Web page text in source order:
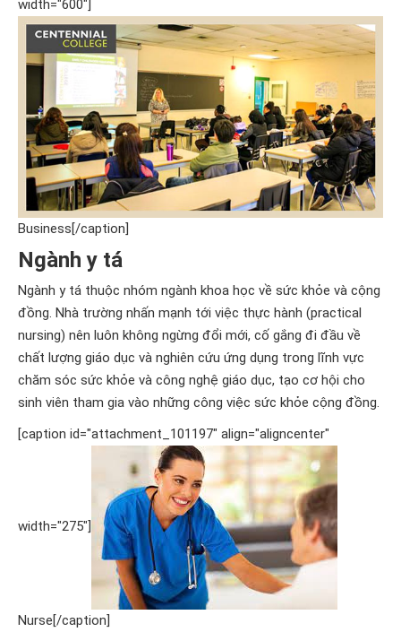
width="600"]
Business[/caption]
Ngành y tá
Ngành y tá thuộc nhóm ngành khoa học về sức khỏe và cộng
đồng. Nhà trường nhấn mạnh tới việc thực hành (practical
nursing) nên luôn không ngừng đổi mới, cố gắng đi đầu về
chất lượng giáo dục và nghiên cứu ứng dụng trong lĩnh vực
chăm sóc sức khỏe và công nghệ giáo dục, tạo cơ hội cho
sinh viên tham gia vào những công việc sức khỏe cộng đồng.
[caption id="attachment_101197" align="aligncenter"
width="275"]
Nurse[/caption]